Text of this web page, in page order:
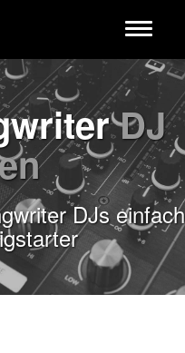
Toggle
DJ
DJs einfach